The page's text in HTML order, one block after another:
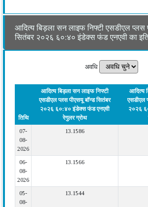
आदित्य बिड़ला सन लाइफ निफ्टी एसडीएल प्लस
सितंबर २०२६ ६०:४० इंडेक्स फंड एनएवी का
अवधि
तिथि
आदित्य बिड़ला सन लाइफ निफ्टी
एसडीएल प्लस पीएसयू बॉन्ड सितंबर
२०२६ ६०:४० इंडेक्स फंड एनएवी
रेगुलर ग्रोथ
आदित्य
एसडीएल
२०२६
07-
08-
2026
13.1586
06-
08-
2026
13.1566
05-
08-
13.1544